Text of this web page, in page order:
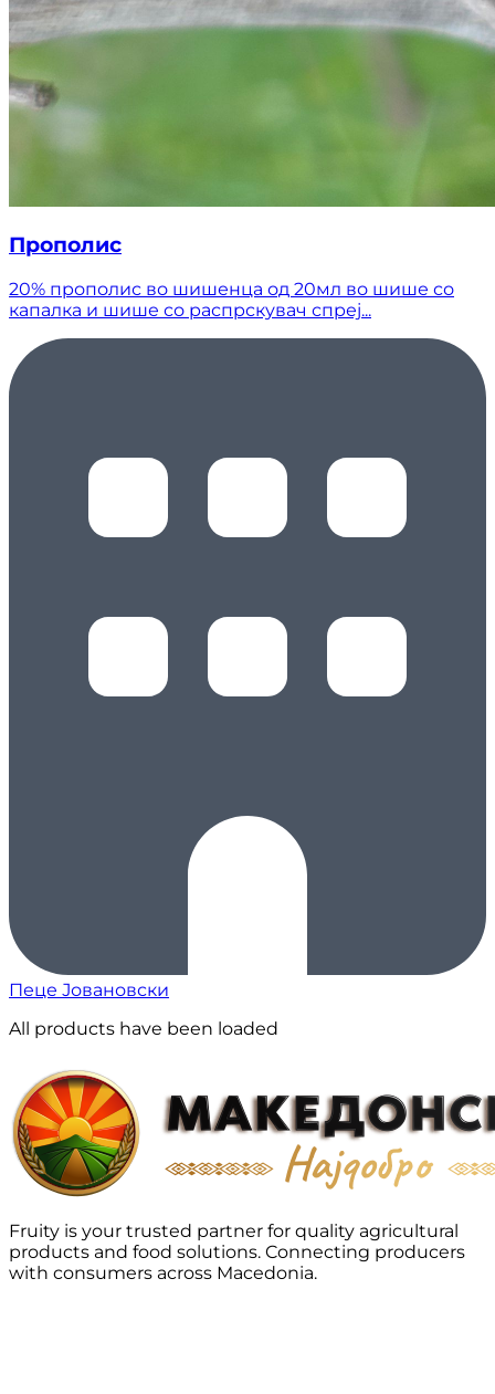
Прополис
20% прополис во шишенца од 20мл во шише со
капалка и шише со распрскувач спреј...
Пеце Јовановски
All products have been loaded
Fruity is your trusted partner for quality agricultural
products and food solutions. Connecting producers
with consumers across Macedonia.